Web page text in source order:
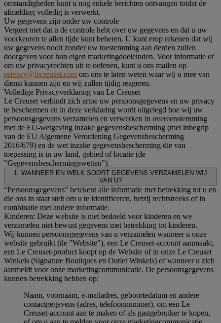
omstandigheden kunt u nog enkele berichten ontvangen totdat de
afmelding volledig is verwerkt.
Uw gegevens zijn onder uw controle
Vergeet niet dat u de controle hebt over uw gegevens en dat u uw
voorkeuren te allen tijde kunt beheren. U kunt erop rekenen dat wij
uw gegevens nooit zonder uw toestemming aan derden zullen
doorgeven voor hun eigen marketingdoeleinden. Voor informatie of
om uw privacyrechten uit te oefenen, kunt u ons mailen op
privacy@lecreuset.com om ons te laten weten waar wij u mee van
dienst kunnen zijn en wij zullen tijdig reageren.
Volledige Privacyverklaring van Le Creuset
Le Creuset verbindt zich ertoe uw persoonsgegevens en uw privacy
te beschermen en in deze verklaring wordt uitgelegd hoe wij uw
persoonsgegevens verzamelen en verwerken in overeenstemming
met de EU-wetgeving inzake gegevensbescherming (met inbegrip
van de EU Algemene Verordening Gegevensbescherming
2016/679) en de wet inzake gegevensbescherming die van
toepassing is in uw land, gebied of locatie (de
"Gegevensbeschermingswetten").
1. WANNEER EN WELK SOORT GEGEVENS VERZAMELEN WIJ
VAN U?
“Persoonsgegevens” betekent alle informatie met betrekking tot u en
die ons in staat stelt om u te identificeren, hetzij rechtstreeks of in
combinatie met andere informatie.
Kinderen: Deze website is niet bedoeld voor kinderen en we
verzamelen niet bewust gegevens met betrekking tot kinderen.
Wij kunnen persoonsgegevens van u verzamelen wanneer u onze
website gebruikt (de "Website"), een Le Creuset-account aanmaakt,
een Le Creuset-product koopt op de Website of in onze Le Creuset
Winkels (Signature Boutiques en Outlet Winkels) of wanneer u zich
aanmeldt voor onze marketingcommunicatie. De persoonsgegevens
kunnen betrekking hebben op:
Naam, voornaam, e-mailadres, geboortedatum en andere
contactgegevens (adres, telefoonnummer), om een Le
Creuset-account aan te maken of als gastgebruiker te kopen,